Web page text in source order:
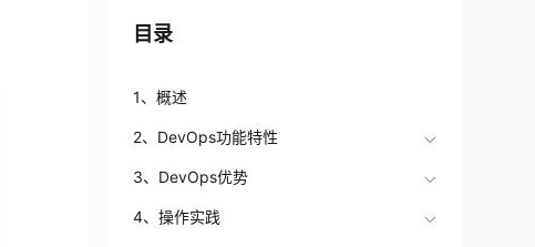
目录
1、概述
2、DevOps功能特性
3、DevOps优势
4、操作实践